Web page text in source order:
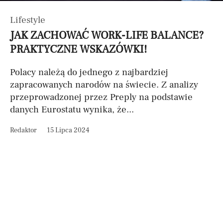
Lifestyle
JAK ZACHOWAĆ WORK-LIFE BALANCE?
PRAKTYCZNE WSKAZÓWKI!
Polacy należą do jednego z najbardziej
zapracowanych narodów na świecie. Z analizy
przeprowadzonej przez Preply na podstawie
danych Eurostatu wynika, że...
Redaktor 15 Lipca 2024